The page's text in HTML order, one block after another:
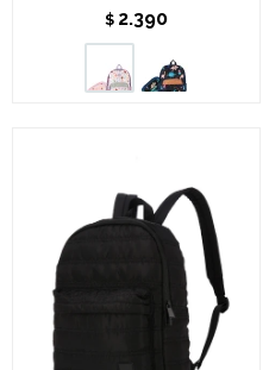
$ 2.390